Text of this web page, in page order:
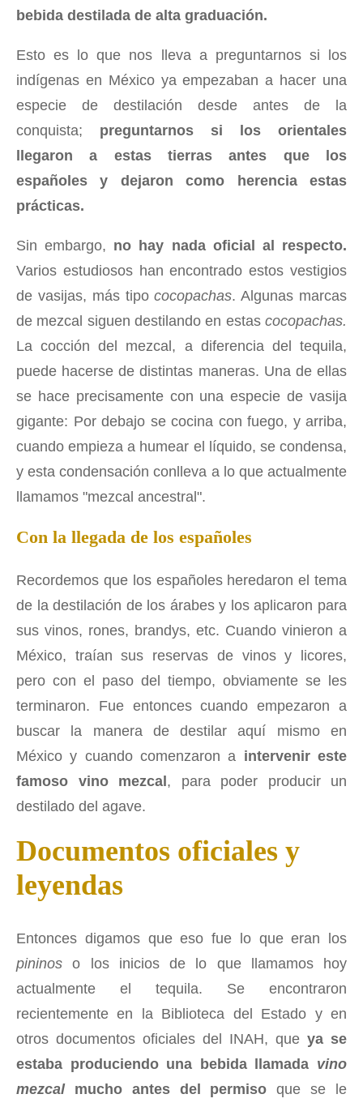
bebida destilada de alta graduación.
Esto es lo que nos lleva a preguntarnos si los
indígenas en México ya empezaban a hacer una
especie de destilación desde antes de la
conquista; preguntarnos si los orientales
llegaron a estas tierras antes que los
españoles y dejaron como herencia estas
prácticas.
Sin embargo, no hay nada oficial al respecto.
Varios estudiosos han encontrado estos vestigios
de vasijas, más tipococopachas. Algunas marcas
de mezcal siguen destilando en estas cocopachas.
La cocción del mezcal, a diferencia del tequila,
puede hacerse de distintas maneras. Una de ellas
se hace precisamente con una especie de vasija
gigante: Por debajo se cocina con fuego, y arriba,
cuando empieza a humear el líquido, se condensa,
y esta condensación conlleva a lo que actualmente
llamamos "mezcal ancestral".
Con la llegada de los españoles
Recordemos que los españoles heredaron el tema
de la destilación de los árabes y los aplicaron para
sus vinos, rones, brandys, etc. Cuando vinieron a
México, traían sus reservas de vinos y licores,
pero con el paso del tiempo, obviamente se les
terminaron. Fue entonces cuando empezaron a
buscar la manera de destilar aquí mismo en
México y cuando comenzaron a intervenir este
famoso vino mezcal, para poder producir un
destilado del agave.
Documentos oficiales y
leyendas
Entonces digamos que eso fue lo que eran los
pininos o los inicios de lo que llamamos hoy
actualmente el tequila. Se encontraron
recientemente en la Biblioteca del Estado y en
otros documentos oficiales del INAH, que ya se
estaba produciendo una bebida llamada vino
mezcalmucho antes del permiso que se le